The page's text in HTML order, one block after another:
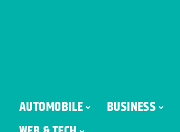
AUTOMOBILE BUSINESS